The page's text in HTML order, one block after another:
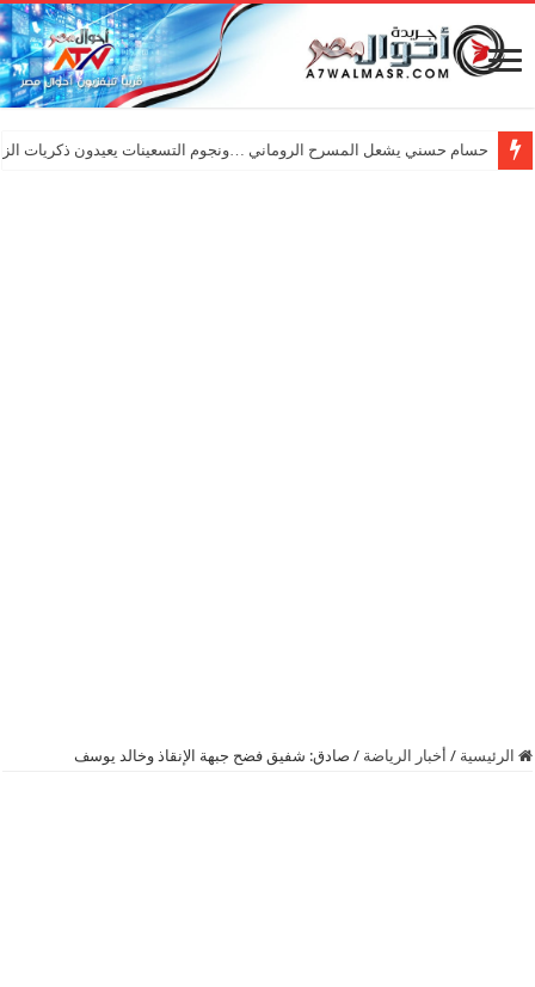
حسام حسني يشعل المسرح الروماني …ونجوم التسعينات يعيدون ذكريات
الرئيسية / أخبار الرياضة / صادق: شفيق فضح جبهة الإنقاذ وخالد يوسف